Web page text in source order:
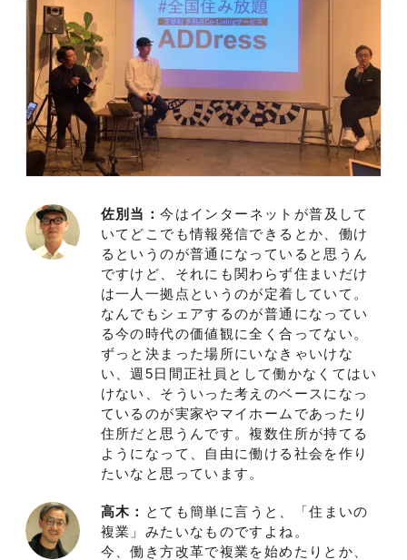
佐別当：今はインターネットが普及して
いてどこでも情報発信できるとか、働け
るというのが普通になっていると思うん
ですけど、それにも関わらず住まいだけ
は一人一拠点というのが定着していて。
なんでもシェアするのが普通になってい
る今の時代の価値観に全く合ってない。
ずっと決まった場所にいなきゃいけな
い、週5日間正社員として働かなくてはい
けない、そういった考えのベースになっ
ているのが実家やマイホームであったり
住所だと思うんです。複数住所が持てる
ようになって、自由に働ける社会を作り
たいなと思っています。
高木： とても簡単に言うと、「住まいの
複業」みたいなものですよね。
今、働き方改革で複業を始めたりとか、